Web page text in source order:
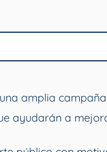
amplia
ayudarán a